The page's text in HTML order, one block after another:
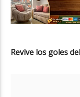
Revive los goles